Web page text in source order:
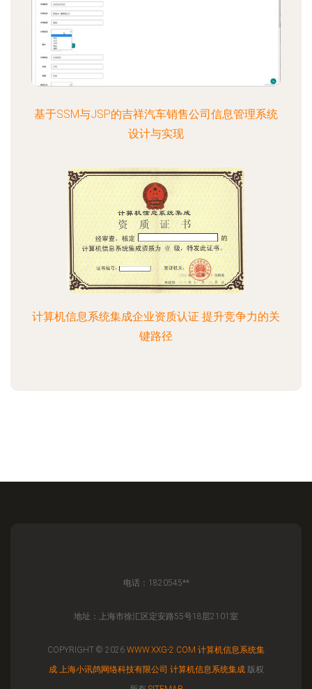
基于SSM与JSP的吉祥汽车销售公司信息管理系统
设计与实现
计算机信息系统集成企业资质认证 提升竞争力的关
键路径
电话：1820545**
地址：上海市徐汇区定安路55号18层2101室
COPYRIGHT © 2026 WWW.XXG-2.COM 计算机信息系统集
成 上海小讯鸽网络科技有限公司 计算机信息系统集成版权